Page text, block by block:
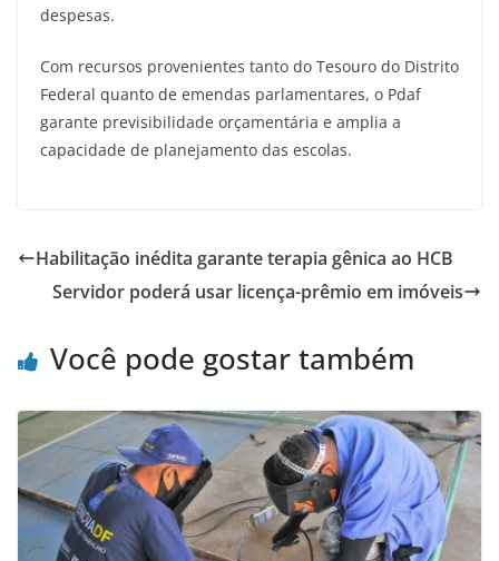
despesas.
Com recursos provenientes tanto do Tesouro do Distrito
Federal quanto de emendas parlamentares, o Pdaf
garante previsibilidade orçamentária e amplia a
capacidade de planejamento das escolas.
Habilitação inédita garante terapia gênica ao HCB
Servidor poderá usar licença-prêmio em imóveis
Você pode gostar também